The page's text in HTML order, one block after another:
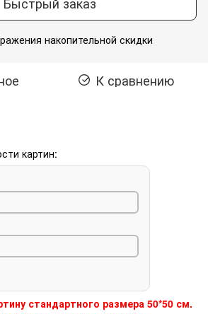
накопительной скидки
К сравнению
картин:
стандартного размера 50*50 см.